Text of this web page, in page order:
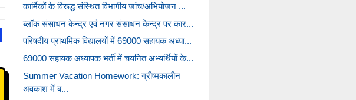
कार्मिकों के विरूद्ध संस्थित विभागीय जांच/अभियोजन ...
ब्लॉक संसाधन केन्द्र एवं नगर संसाधन केन्द्र पर कार...
परिषदीय प्राथमिक विद्यालयों में 69000 सहायक अध्या...
69000 सहायक अध्यापक भर्ती में चयनित अभ्यर्थियों के...
Summer Vacation Homework: ग्रीष्मकालीन
अवकाश में ब...